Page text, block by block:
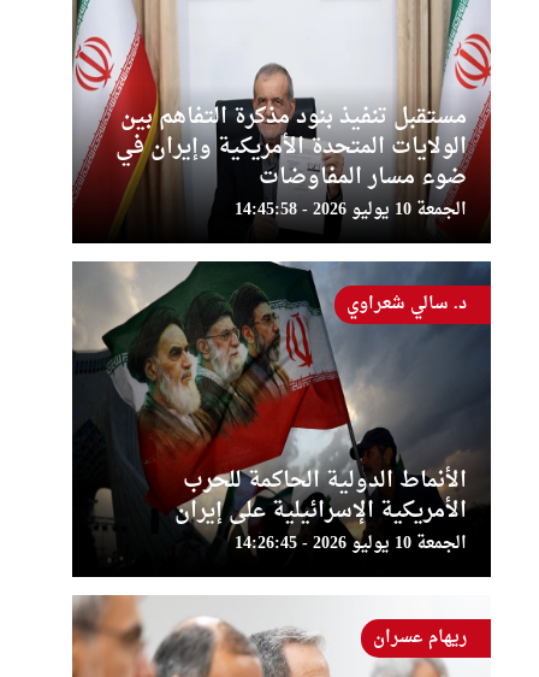
مستقبل تنفيذ بنود مذكرة التفاهم بين
الولايات المتحدة الأمريكية وإيران في
ضوء مسار المفاوضات
الجمعة 10 يوليو 2026 - 14:45:58
الأنماط الدولية الحاكمة للحرب
الأمريكية الإسرائيلية على إيران
الجمعة 10 يوليو 2026 - 14:26:45
د. سالي شعراوي
ريهام عسران